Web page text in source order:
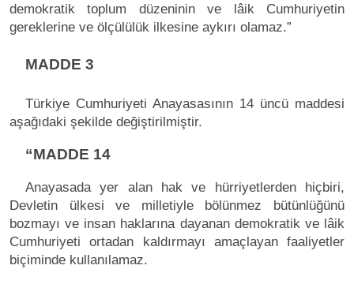
demokratik toplum düzeninin ve lâik Cumhuriyetin
gereklerine ve ölçülülük ilkesine aykırı olamaz.”
MADDE 3
Türkiye Cumhuriyeti Anayasasının 14 üncü maddesi
aşağıdaki şekilde değiştirilmiştir.
“MADDE 14
Anayasada yer alan hak ve hürriyetlerden hiçbiri,
Devletin ülkesi ve milletiyle bölünmez bütünlüğünü
bozmayı ve insan haklarına dayanan demokratik ve lâik
Cumhuriyeti ortadan kaldırmayı amaçlayan faaliyetler
biçiminde kullanılamaz.